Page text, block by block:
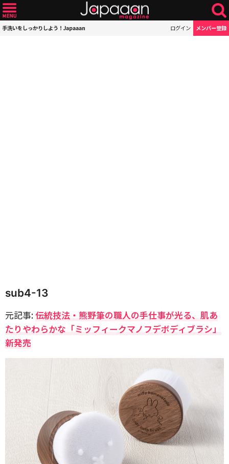
手洗いをしっかりしよう！Japaaan ログイン メンバー登録
sub4-13
元記事:伝統技法・熊野筆の職人の手仕事が光る、肌あ
たりやわらかな「ミッフィークマノフデボディブラシ」
新発売